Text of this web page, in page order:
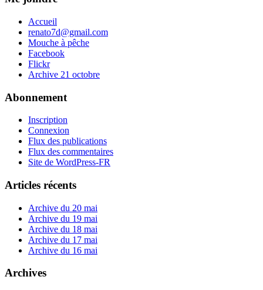
Accueil
renato7d@gmail.com
Mouche à pêche
Facebook
Flickr
Archive 21 octobre
Abonnement
Inscription
Connexion
Flux des publications
Flux des commentaires
Site de WordPress-FR
Articles récents
Archive du 20 mai
Archive du 19 mai
Archive du 18 mai
Archive du 17 mai
Archive du 16 mai
Archives